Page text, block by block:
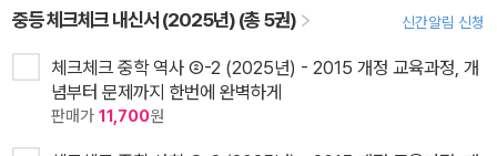
중등 체크체크 내신서 (2025년) (총 5권) 신간알림 신청
체크체크 중학 역사 ②-2 (2025년) - 2015 개정 교육과정, 개
념부터 문제까지 한번에 완벽하게
판매가 11,700원